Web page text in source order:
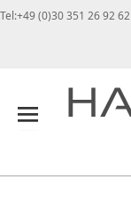
Tel:+49 (0)30 351 26 92 62